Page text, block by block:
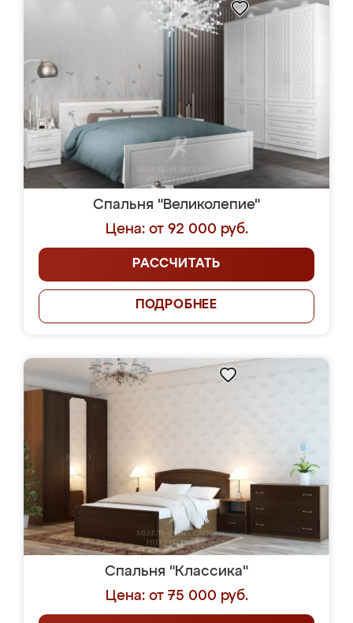
Спальня "Великолепие"
Цена: от 92 000 руб.
РАССЧИТАТЬ
ПОДРОБНЕЕ
Спальня "Классика"
Цена: от 75 000 руб.